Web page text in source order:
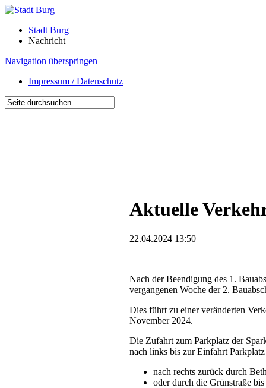
Stadt Burg
Nachricht
Navigation überspringen
Impressum / Datenschutz
Aktuelle
22.04.2024 13:50
Nach der Beendigung des 1.
vergangenen Woche der 2.
Dies führt zu einer veränderten
November 2024.
Die Zufahrt zum Parkplatz der
nach links bis zur Einfahrt
nach rechts zurück durch
oder durch die Grünstraße